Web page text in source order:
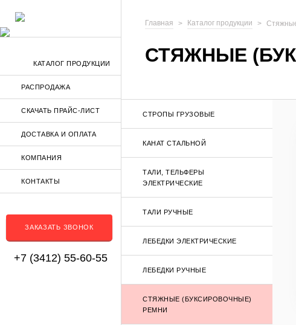
Главная Каталог продукции
СТЯЖНЫЕ
КАТАЛОГ ПРОДУКЦИИ
РАСПРОДАЖА
СКАЧАТЬ ПРАЙС-ЛИСТ
ДОСТАВКА И ОПЛАТА
КОМПАНИЯ
КОНТАКТЫ
ЗАКАЗАТЬ ЗВОНОК
+7 (3412) 55-60-55
СТРОПЫ ГРУЗОВЫЕ
КАНАТ СТАЛЬНОЙ
ТАЛИ, ТЕЛЬФЕРЫ
ЭЛЕКТРИЧЕСКИЕ
ТАЛИ РУЧНЫЕ
ЛЕБЕДКИ ЭЛЕКТРИЧЕСКИЕ
ЛЕБЕДКИ РУЧНЫЕ
СТЯЖНЫЕ (БУКСИРОВОЧНЫЕ)
РЕМНИ